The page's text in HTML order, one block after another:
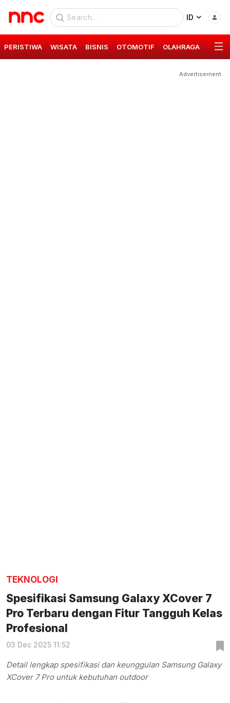
ID
PERISTIWA WISATA BISNIS OTOMOTIF OLAHRAGA GAYA
Advertisement
TEKNOLOGI
Spesifikasi Samsung Galaxy XCover 7
Pro Terbaru dengan Fitur Tangguh Kelas
Profesional
03 Dec 2025 11:52
Detail lengkap spesifikasi dan keunggulan Samsung Galaxy
XCover 7 Pro untuk kebutuhan outdoor